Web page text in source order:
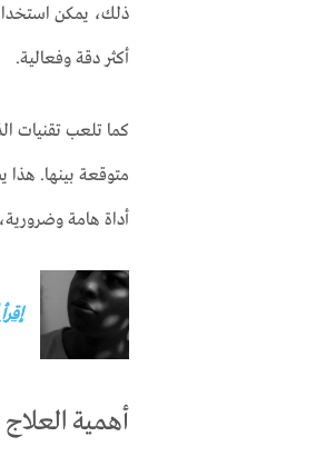
ذلك، يمكن
أكثر دقة وفعالية.
كما تلعب تقنيات
متوقعة بينها. هذا
أداة هامة
أهمية